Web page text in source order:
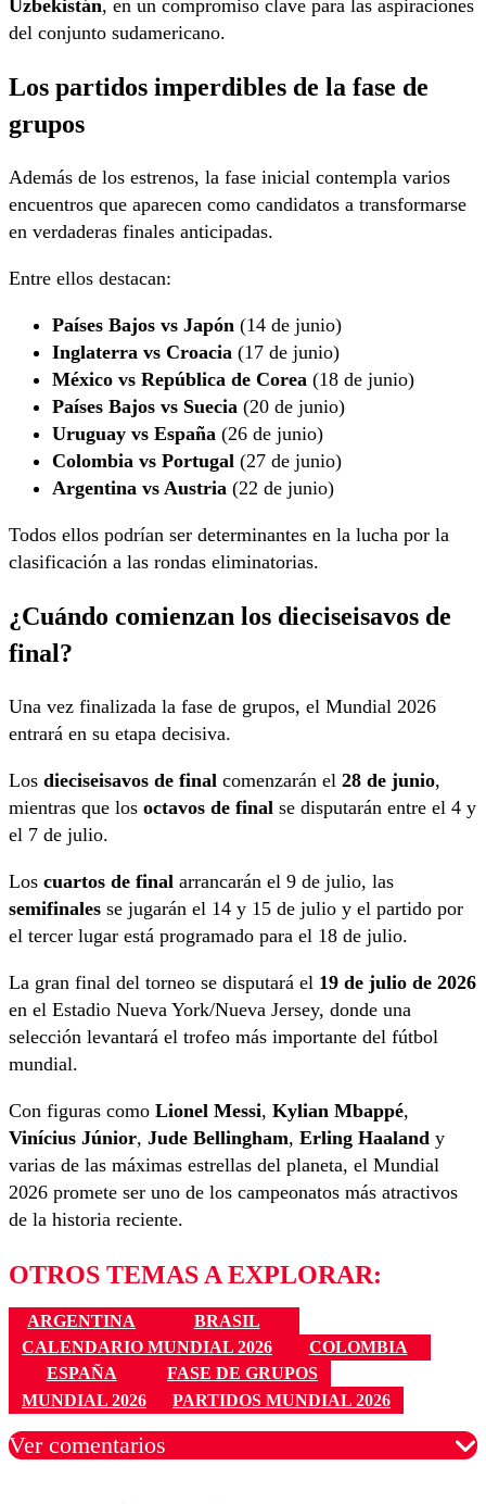
Uzbekistán, en un compromiso clave para las aspiraciones
del conjunto sudamericano.
Los partidos imperdibles de la fase de
grupos
Además de los estrenos, la fase inicial contempla varios
encuentros que aparecen como candidatos a transformarse
en verdaderas finales anticipadas.
Entre ellos destacan:
Países Bajos vs Japón (14 de junio)
Inglaterra vs Croacia (17 de junio)
México vs República de Corea (18 de junio)
Países Bajos vs Suecia (20 de junio)
Uruguay vs España (26 de junio)
Colombia vs Portugal (27 de junio)
Argentina vs Austria (22 de junio)
Todos ellos podrían ser determinantes en la lucha por la
clasificación a las rondas eliminatorias.
¿Cuándo comienzan los dieciseisavos de
final?
Una vez finalizada la fase de grupos, el Mundial 2026
entrará en su etapa decisiva.
Los dieciseisavos de final comenzarán el 28 de junio,
mientras que los octavos de final se disputarán entre el 4 y
el 7 de julio.
Los cuartos de final arrancarán el 9 de julio, las
semifinales se jugarán el 14 y 15 de julio y el partido por
el tercer lugar está programado para el 18 de julio.
La gran final del torneo se disputará el 19 de julio de 2026
en el Estadio Nueva York/Nueva Jersey, donde una
selección levantará el trofeo más importante del fútbol
mundial.
Con figuras como Lionel Messi, Kylian Mbappé,
Vinícius Júnior, Jude Bellingham, Erling Haaland y
varias de las máximas estrellas del planeta, el Mundial
2026 promete ser uno de los campeonatos más atractivos
de la historia reciente.
OTROS TEMAS A EXPLORAR:
ARGENTINA
BRASIL
CALENDARIO MUNDIAL 2026
COLOMBIA
ESPAÑA
FASE DE GRUPOS
MUNDIAL 2026
PARTIDOS MUNDIAL 2026
Ver comentarios